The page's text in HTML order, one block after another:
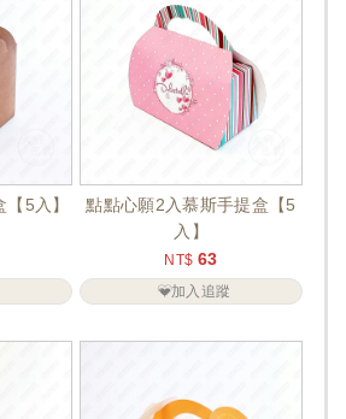
5入】
點點心願2入慕斯手提盒【5
入】
NT$ 63
加入追蹤